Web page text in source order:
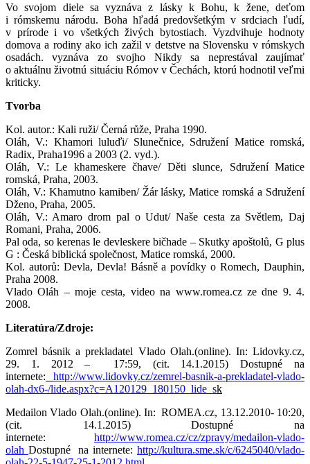
Vo svojom diele sa vyznáva z lásky k Bohu, k žene, deťom
i rómskemu národu. Boha hľadá predovšetkým v srdciach ľudí,
v prírode i vo všetkých živých bytostiach. Vyzdvihuje hodnoty
domova a rodiny ako ich zažil v detstve na Slovensku v rómskych
osadách. vyznáva zo svojho Nikdy sa neprestával zaujímať
o aktuálnu životnú situáciu Rómov v Čechách, ktorú hodnotil veľmi
kriticky.
Tvorba
Kol. autor.: Kali ruži/ Černá růže, Praha 1990.
Oláh, V.: Khamori luluďi/ Slunečnice, Sdružení Matice romská,
Radix, Praha1996 a 2003 (2. vyd.).
Oláh, V.: Le khameskere čhave/ Děti slunce, Sdružení Matice
romská, Praha, 2003.
Oláh, V.: Khamutno kamiben/ Žár lásky, Matice romská a Sdružení
Dženo, Praha, 2005.
Oláh, V.: Amaro drom pal o Udut/ Naše cesta za Světlem, Daj
Romani, Praha, 2006.
Pal oda, so kerenas le devleskere bičhade – Skutky apoštolů, G plus
G : Česká biblická společnost, Matice romská, 2000.
Kol. autorů: Devla, Devla! Básně a povídky o Romech, Dauphin,
Praha 2008.
Vlado Oláh – moje cesta, video na www.romea.cz ze dne 9. 4.
2008.
Literatúra/Zdroje:
Zomrel básnik a prekladatel Vlado Olah.(online). In: Lidovky.cz,
29. 1. 2012 – 17:59, (cit. 14.1.2015) Dostupné na
internete:
http://www.lidovky.cz/zemrel-basnik-a-prekladatel-vlado-
olah-dx6-/lide.aspx?c=A120129_180150_lide_sk
Medailon Vlado Olah.(online). In: ROMEA.cz, 13.12.2010- 10:20,
(cit. 14.1.2015) Dostupné na
internete: http://www.romea.cz/cz/zpravy/medailon-vlado-
olah Dostupné na internete:http://kultura.sme.sk/c/6245040/vlado-